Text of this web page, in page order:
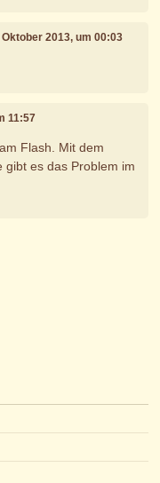
Oktober 2013, um 00:03
11:57
Flash. Mit dem
gibt es das Problem im